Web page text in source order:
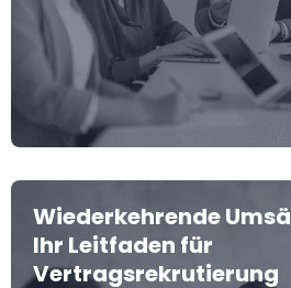
Wiederkehrende
Ihr Leitfaden für
Vertragsrekrutierung